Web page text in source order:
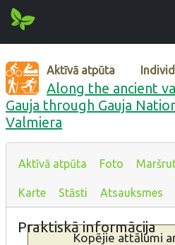
Aktīvā atpūta
Along the ancient
Gauja through Gauja
Valmiera
Aktīvā atpūta Foto
Karte Stāsti Atsauksmes
Praktiskā informācija
Kopējie attālumi